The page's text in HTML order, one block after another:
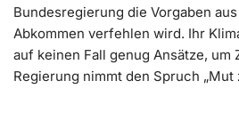
Bundesregierung die Vorgaben
Abkommen verfehlen wird. Ihr
auf keinen Fall genug Ansätze, um
Regierung nimmt den Spruch „Mut